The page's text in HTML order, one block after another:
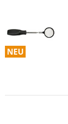
NEU